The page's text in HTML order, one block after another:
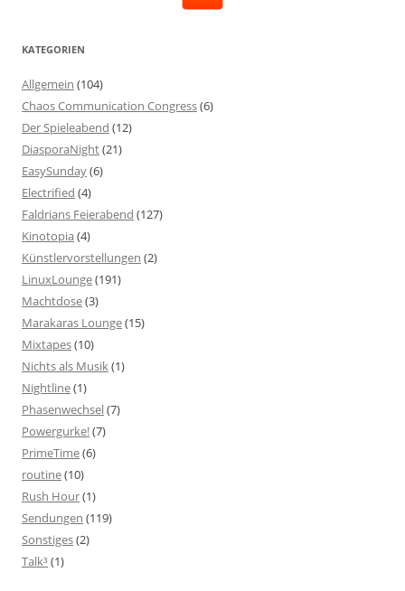
KATEGORIEN
Allgemein (104)
Chaos Communication Congress(6)
Der Spieleabend (12)
DiasporaNight(21)
EasySunday(6)
Electrified (4)
Faldrians Feierabend (127)
Kinotopia(4)
Künstlervorstellungen (2)
LinuxLounge(191)
Machtdose(3)
Marakaras Lounge(15)
Mixtapes(10)
Nichts als Musik(1)
Nightline(1)
Phasenwechsel(7)
Powergurke!(7)
PrimeTime(6)
routine(10)
Rush Hour(1)
Sendungen (119)
Sonstiges(2)
Talk³ (1)